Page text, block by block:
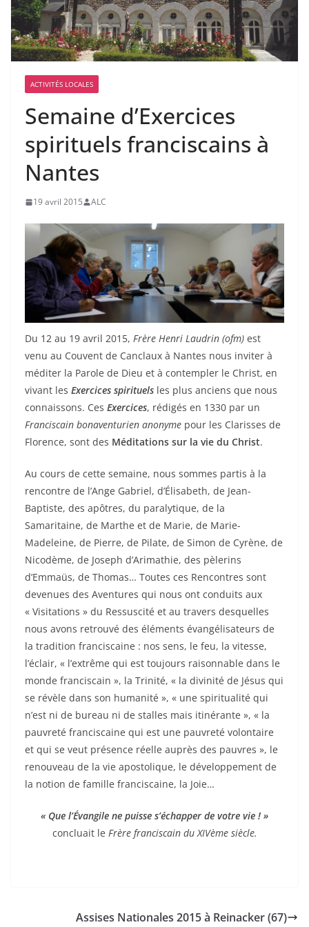
ACTIVITÉS LOCALES
Semaine d’Exercices
spirituels franciscains à
Nantes
19 avril 2015 ALC
Du 12 au 19 avril 2015, Frère Henri Laudrin (ofm) est
venu au Couvent de Canclaux à Nantes nous inviter à
méditer la Parole de Dieu et à contempler le Christ, en
vivant les Exercices spirituels les plus anciens que nous
connaissons. Ces Exercices, rédigés en 1330 par un
Franciscain bonaventurien anonyme pour les Clarisses de
Florence, sont des Méditations sur la vie du Christ.
Au cours de cette semaine, nous sommes partis à la
rencontre de l’Ange Gabriel, d’Élisabeth, de Jean-
Baptiste, des apôtres, du paralytique, de la
Samaritaine, de Marthe et de Marie, de Marie-
Madeleine, de Pierre, de Pilate, de Simon de Cyrène, de
Nicodème, de Joseph d’Arimathie, des pèlerins
d’Emmaüs, de Thomas… Toutes ces Rencontres sont
devenues des Aventures qui nous ont conduits aux
« Visitations » du Ressuscité et au travers desquelles
nous avons retrouvé des éléments évangélisateurs de
la tradition franciscaine : nos sens, le feu, la vitesse,
l’éclair, « l’extrême qui est toujours raisonnable dans le
monde franciscain », la Trinité, « la divinité de Jésus qui
se révèle dans son humanité », « une spiritualité qui
n’est ni de bureau ni de stalles mais itinérante », « la
pauvreté franciscaine qui est une pauvreté volontaire
et qui se veut présence réelle auprès des pauvres », le
renouveau de la vie apostolique, le développement de
la notion de famille franciscaine, la Joie…
« Que l’Évangile ne puisse s’échapper de votre vie ! »
concluait le Frère franciscain du XIVème siècle.
Assises Nationales 2015 à Reinacker (67)